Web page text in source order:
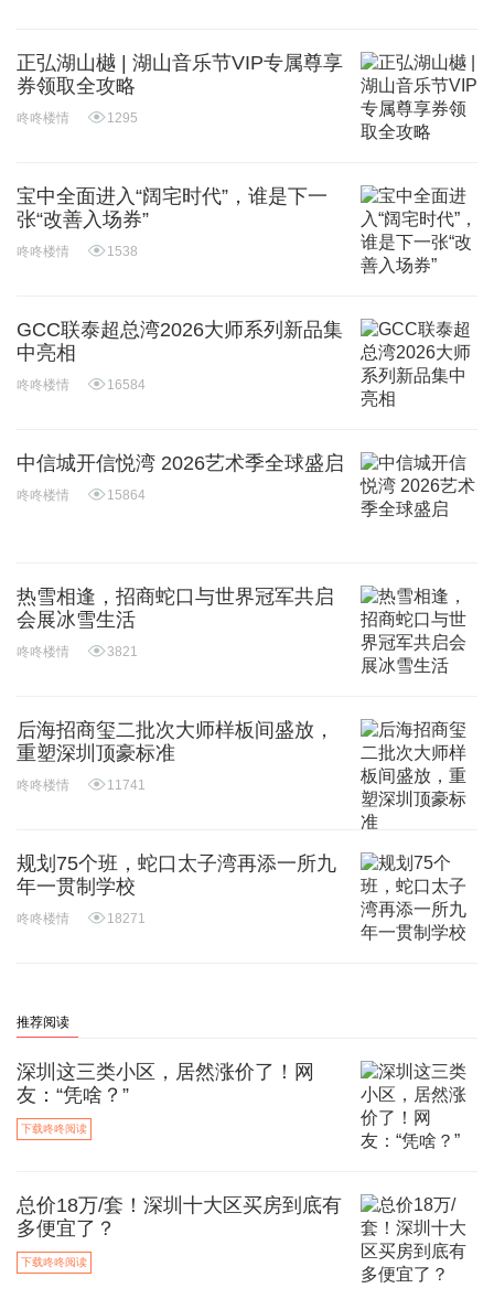
正弘湖山樾 | 湖山音乐节VIP专属尊享
券领取全攻略
咚咚楼情 1295
宝中全面进入“阔宅时代”，谁是下一
张“改善入场券”
咚咚楼情 1538
GCC联泰超总湾2026大师系列新品集
中亮相
咚咚楼情 16584
中信城开信悦湾 2026艺术季全球盛启
咚咚楼情 15864
热雪相逢，招商蛇口与世界冠军共启
会展冰雪生活
咚咚楼情 3821
后海招商玺二批次大师样板间盛放，
重塑深圳顶豪标准
咚咚楼情 11741
规划75个班，蛇口太子湾再添一所九
年一贯制学校
咚咚楼情 18271
推荐阅读
深圳这三类小区，居然涨价了！网
友：“凭啥？”
下载咚咚阅读
总价18万/套！深圳十大区买房到底有
多便宜了？
下载咚咚阅读